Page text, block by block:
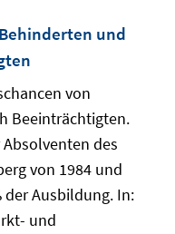
und
von
Beeinträchtigten.
des
von 1984 und
der Ausbildung. In:
und